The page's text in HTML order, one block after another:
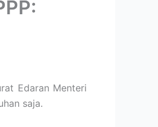
Edaran Menteri
saja.